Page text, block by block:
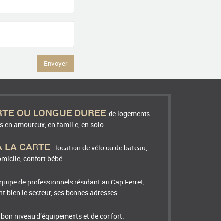
Envoyer
OU LONGUE DUREE de logements
en amoureux, en famille, en solo …
LA CARTE : location de vélo ou de bateau,
confort bébé …
de professionnels résidant au Cap Ferret,
bien le secteur, ses bonnes adresses…
niveau d’équipements et de confort.